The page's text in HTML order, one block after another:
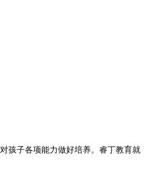
孩子各项能力做好培养。睿丁教育就